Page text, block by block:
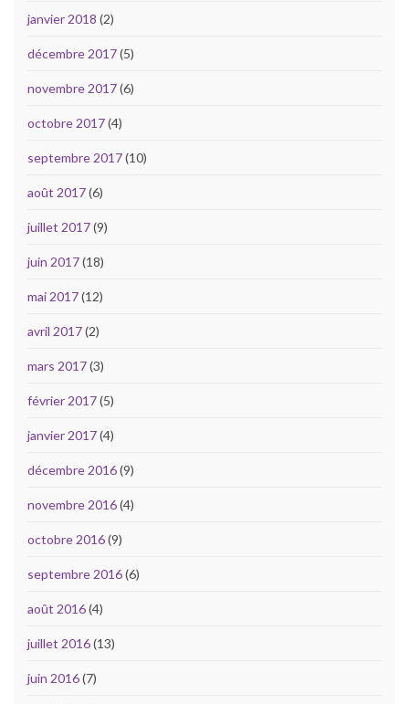
janvier 2018 (2)
décembre 2017(5)
novembre 2017(6)
octobre 2017(4)
septembre 2017(10)
août 2017(6)
juillet 2017(9)
juin 2017(18)
mai 2017(12)
avril 2017(2)
mars 2017(3)
février 2017(5)
janvier 2017(4)
décembre 2016(9)
novembre 2016(4)
octobre 2016(9)
septembre 2016(6)
août 2016(4)
juillet 2016(13)
juin 2016(7)